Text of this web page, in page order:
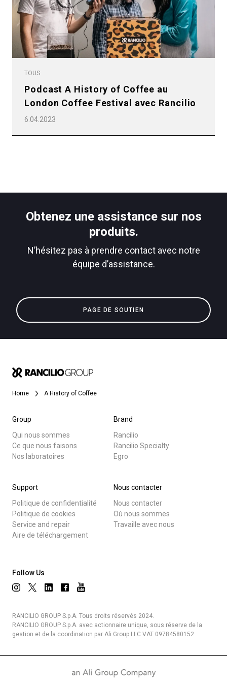
TOUS
Podcast A History of Coffee au
London Coffee Festival avec Rancilio
6.04.2023
Obtenez une assistance sur nos
produits.
N’hésitez pas à prendre contact avec notre
équipe d’assistance.
PAGE DE SOUTIEN
Home A History of Coffee
Group
Qui nous sommes
Ce que nous faisons
Nos laboratoires
Brand
Rancilio
Rancilio Specialty
Egro
Support
Politique de confidentialité
Politique de cookies
Service and repair
Aire de téléchargement
Nous contacter
Nous contacter
Où nous sommes
Travaille avec nous
Follow Us
RANCILIO GROUP S.p.A. Tous droits réservés 2024.
RANCILIO GROUP S.p.A. avec actionnaire unique, sous réserve de la
gestion et de la coordination par Ali Group LLC VAT 09784580152
Télécharger
Politique de confidentialité